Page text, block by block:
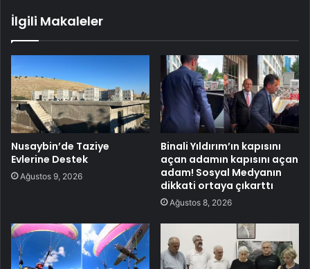
İlgili Makaleler
Nusaybin’de Taziye
Evlerine Destek
Ağustos 9, 2026
Binali Yıldırım’ın kapısını
açan adamın kapısını açan
adam! Sosyal Medyanın
dikkati ortaya çıkarttı
Ağustos 8, 2026